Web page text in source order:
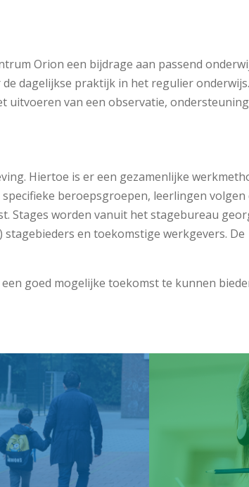
Orion een bijdrage aan passend
dagelijkse praktijk in het regulier
uitvoeren van een observatie,
Hiertoe is er een gezamenlijke
beroepsgroepen, leerlingen volgen
Stages worden vanuit het stagebureau
en toekomstige werkgevers. De
goed mogelijke toekomst te kunnen